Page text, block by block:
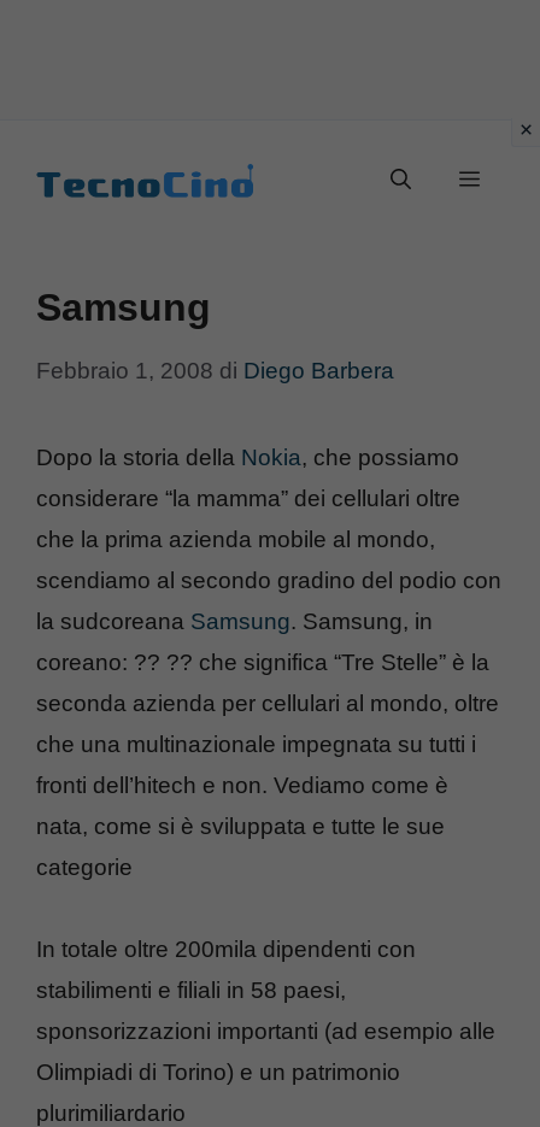
Menu
Samsung
Febbraio 1, 2008 di Diego Barbera
Dopo la storia della Nokia, che possiamo
considerare “la mamma” dei cellulari oltre
che la prima azienda mobile al mondo,
scendiamo al secondo gradino del podio con
la sudcoreana Samsung. Samsung, in
coreano: ?? ?? che significa “Tre Stelle” è la
seconda azienda per cellulari al mondo, oltre
che una multinazionale impegnata su tutti i
fronti dell’hitech e non. Vediamo come è
nata, come si è sviluppata e tutte le sue
categorie
In totale oltre 200mila dipendenti con
stabilimenti e filiali in 58 paesi,
sponsorizzazioni importanti (ad esempio alle
Olimpiadi di Torino) e un patrimonio
plurimiliardario